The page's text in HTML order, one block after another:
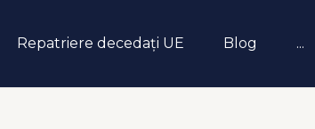
Repatriere decedați UE Blog ...